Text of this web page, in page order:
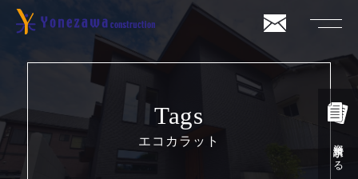
資料請求する
Tags
エコカラット